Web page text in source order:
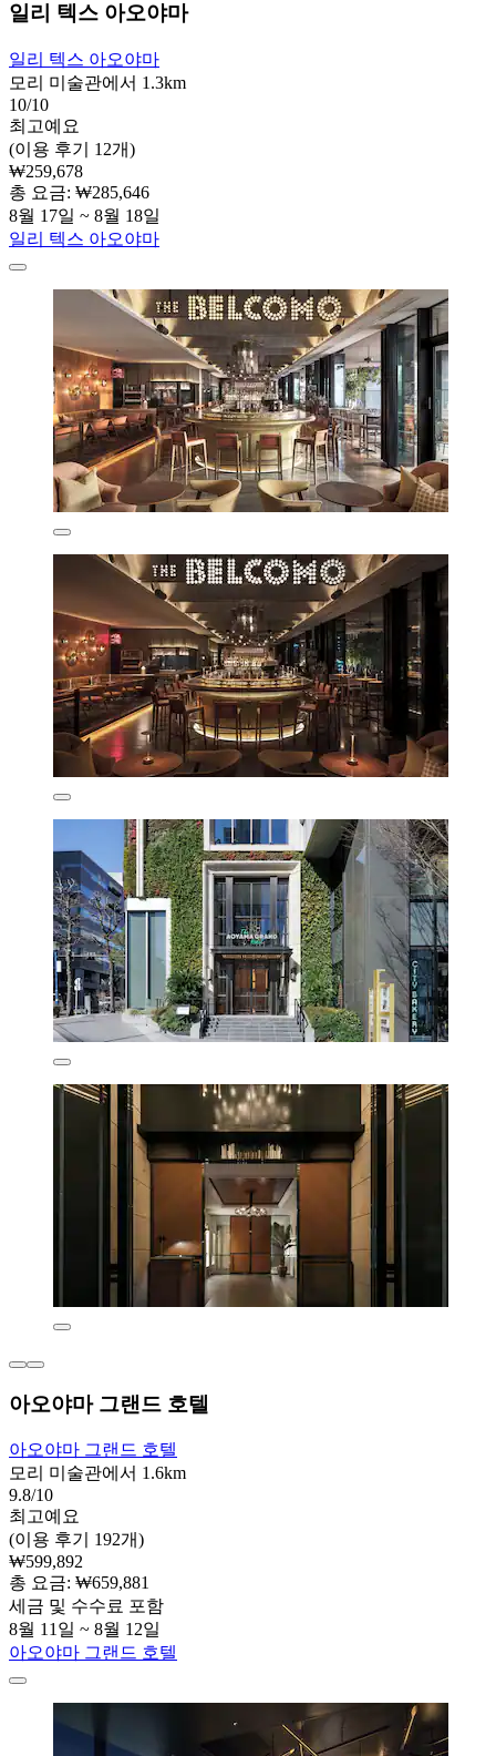
일리 텍스 아오야마
일리 텍스 아오야마
모리 미술관에서 1.3km
10/10
최고예요
(이용 후기 12개)
₩259,678
총 요금: ₩285,646
8월 17일 ~ 8월 18일
일리 텍스 아오야마
아오야마 그랜드 호텔
아오야마 그랜드 호텔
모리 미술관에서 1.6km
9.8/10
최고예요
(이용 후기 192개)
₩599,892
총 요금: ₩659,881
세금 및 수수료 포함
8월 11일 ~ 8월 12일
아오야마 그랜드 호텔